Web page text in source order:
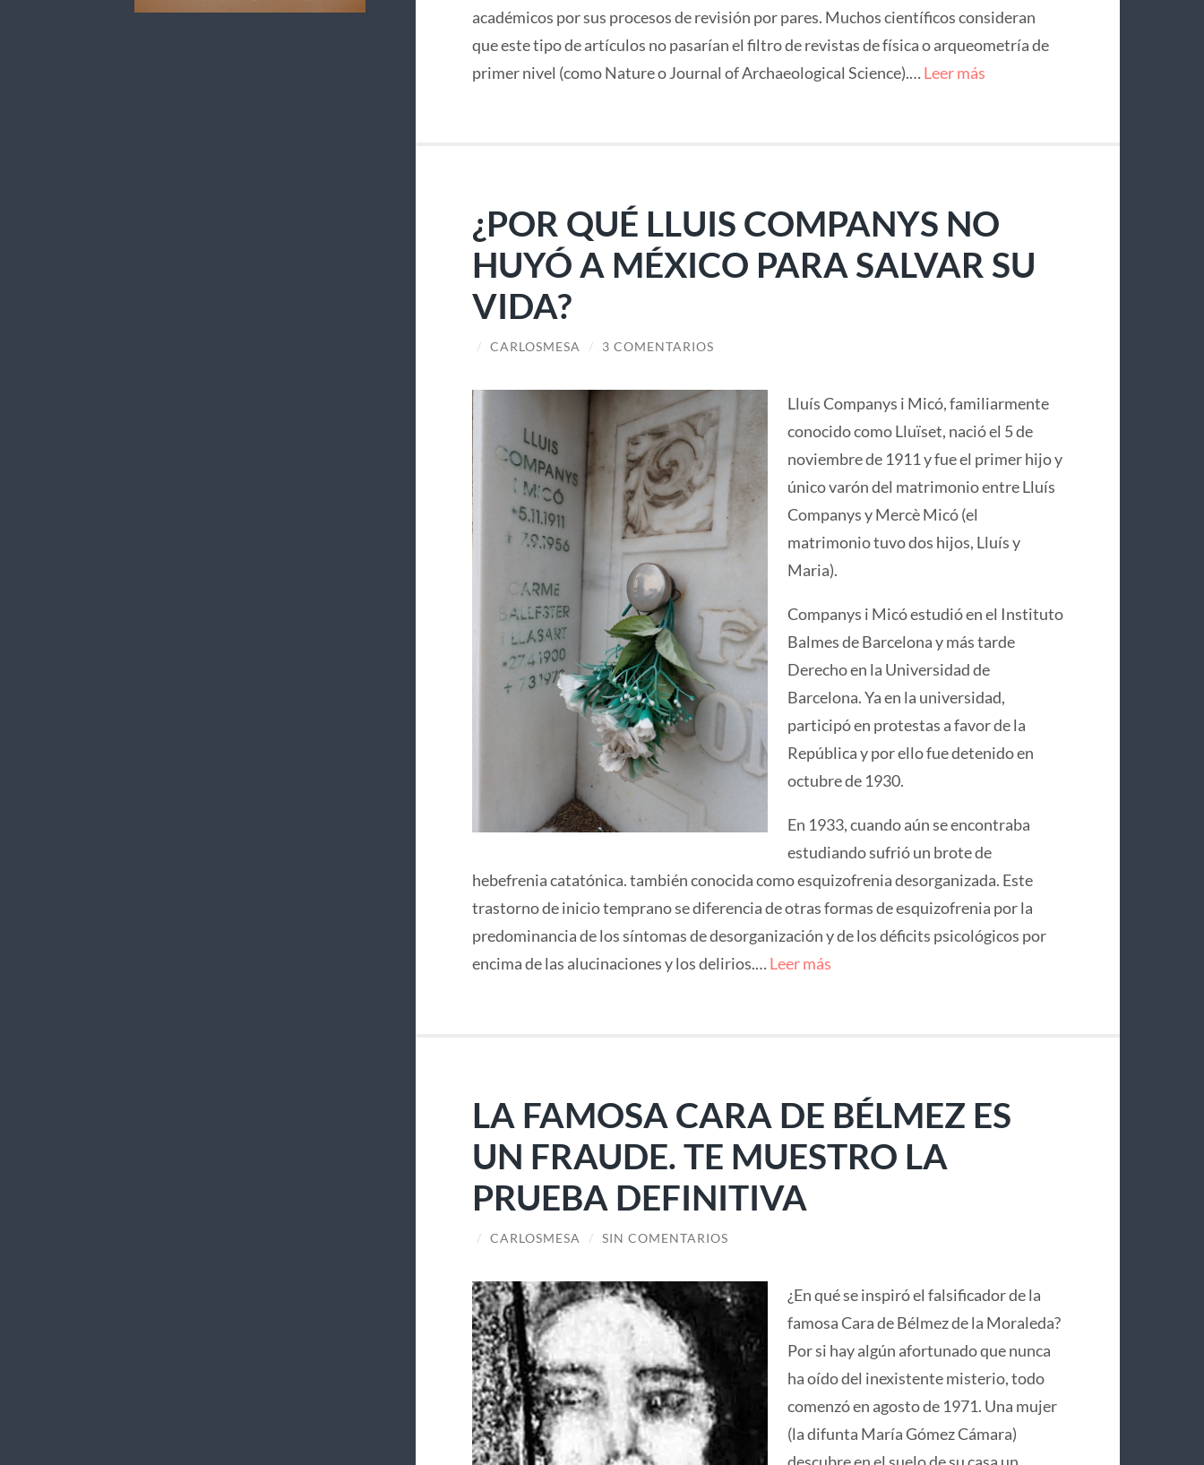
académicos por sus procesos de revisión por pares. Muchos científicos consideran
que este tipo de artículos no pasarían el filtro de revistas de física o arqueometría de
primer nivel (como Nature o Journal of Archaeological Science).…Leer más
¿POR QUÉ LLUIS COMPANYS NO
HUYÓ A MÉXICO PARA SALVAR SU
VIDA?
/ CARLOSMESA / 3 COMENTARIOS
Lluís Companys i Micó, familiarmente
conocido como Lluïset, nació el 5 de
noviembre de 1911 y fue el primer hijo y
único varón del matrimonio entre Lluís
Companys y Mercè Micó (el
matrimonio tuvo dos hijos, Lluís y
Maria).
Companys i Micó estudió en el Instituto
Balmes de Barcelona y más tarde
Derecho en la Universidad de
Barcelona. Ya en la universidad,
participó en protestas a favor de la
República y por ello fue detenido en
octubre de 1930.
En 1933, cuando aún se encontraba
estudiando sufrió un brote de
hebefrenia catatónica. también conocida como esquizofrenia desorganizada. Este
trastorno de inicio temprano se diferencia de otras formas de esquizofrenia por la
predominancia de los síntomas de desorganización y de los déficits psicológicos por
encima de las alucinaciones y los delirios.…Leer más
LA FAMOSA CARA DE BÉLMEZ ES
UN FRAUDE. TE MUESTRO LA
PRUEBA DEFINITIVA
/ CARLOSMESA / SIN COMENTARIOS
¿En qué se inspiró el falsificador de la
famosa Cara de Bélmez de la Moraleda?
Por si hay algún afortunado que nunca
ha oído del inexistente misterio, todo
comenzó en agosto de 1971. Una mujer
(la difunta María Gómez Cámara)